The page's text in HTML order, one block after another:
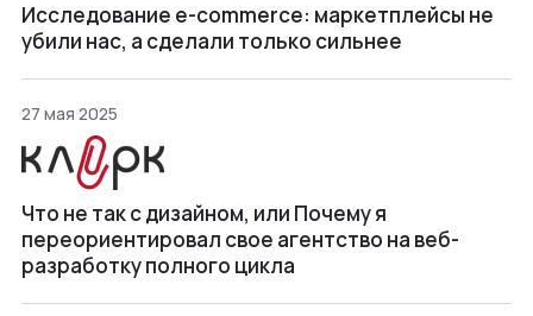
Исследование e-commerce: маркетплейсы не
убили нас, а сделали только сильнее
27 мая 2025
Что не так с дизайном, или Почему я
переориентировал свое агентство на веб-
разработку полного цикла